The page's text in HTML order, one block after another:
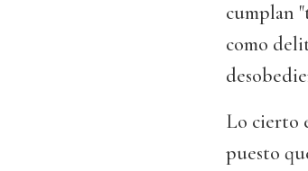
cumplan
como
Lo cierto
puesto